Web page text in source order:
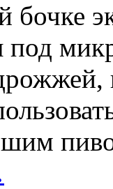
бочке
под